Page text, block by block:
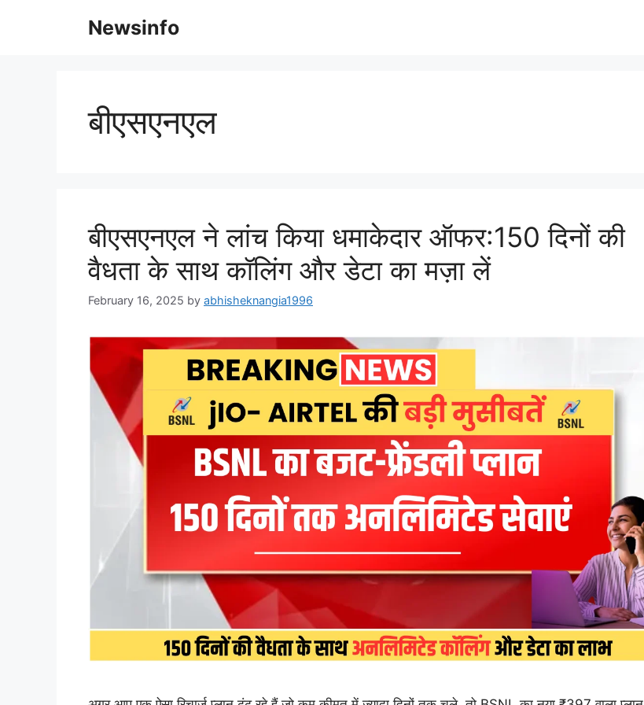
Newsinfo
बीएसएनएल
बीएसएनएल ने लांच किया धमाकेदार ऑफर:150 दिनों की
वैधता के साथ कॉलिंग और डेटा का मज़ा लें
February 16, 2025 by abhisheknangia1996